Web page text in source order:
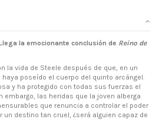
la emocionante conclusión de Reino de
la vida de Steele después de que, en un
poseído el cuerpo del quinto arcángel.
y ha protegido con todas sus fuerzas el
embargo, las heridas que la joven alberga
que renuncia a controlar el poder
un destino tan cruel, ¿será alguien capaz de